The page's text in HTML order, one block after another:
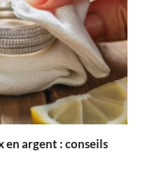
argent : conseils